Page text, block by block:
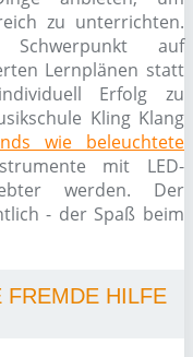
zu unterrichten.
auf
Lernplänen statt
Erfolg zu
Kling Klang
wie beleuchtete
mit LED-
werden. Der
- der Spaß beim
FREMDE HILFE